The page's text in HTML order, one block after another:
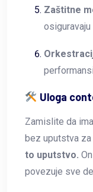
Zaštitne
Uloga
Zamislite da
bez uputstva za
to uputstvo.
povezuje sve